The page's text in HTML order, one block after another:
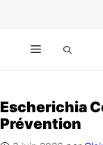
Menu
Escherichia
Prévention